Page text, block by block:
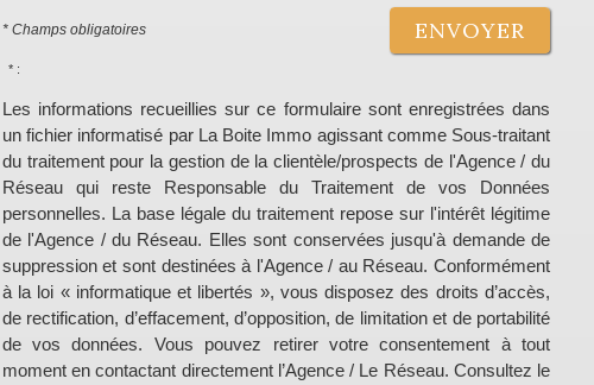
* Champs obligatoires ENVOYER
* :
Les informations recueillies sur ce formulaire sont enregistrées dans
un fichier informatisé par La Boite Immo agissant comme Sous-traitant
du traitement pour la gestion de la clientèle/prospects de l'Agence / du
Réseau qui reste Responsable du Traitement de vos Données
personnelles. La base légale du traitement repose sur l'intérêt légitime
de l'Agence / du Réseau. Elles sont conservées jusqu'à demande de
suppression et sont destinées à l'Agence / au Réseau. Conformément
à la loi « informatique et libertés », vous disposez des droits d’accès,
de rectification, d’effacement, d’opposition, de limitation et de portabilité
de vos données. Vous pouvez retirer votre consentement à tout
moment en contactant directement l’Agence / Le Réseau. Consultez le